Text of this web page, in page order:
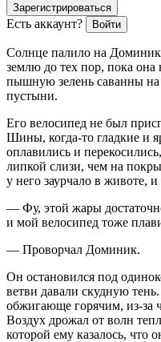
Зарегистрироваться
Есть аккаунт? Войти
Солнце палило на Доминик
землю до тех пор, пока
пышную зелень саванны на
пустыни.
Его велосипед не был
Шины, когда-то гладкие и
оплавились и перекосились,
липкой слизи, чем на
у него заурчало в животе,
— Фу, этой жары
и мой велосипед тоже
— Проворчал Доминик.
Он остановился под
ветви давали скудную
обжигающе горячим, из-за
Воздух дрожал от волн
которой ему казалось, что